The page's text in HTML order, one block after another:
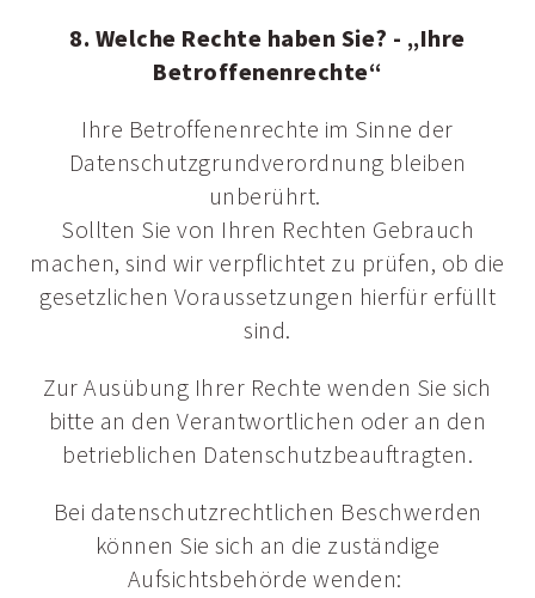
8. Welche Rechte haben Sie? - „Ihre
Betroffenenrechte“
Ihre Betroffenenrechte im Sinne der
Datenschutzgrundverordnung bleiben
unberührt.
Sollten Sie von Ihren Rechten Gebrauch
machen, sind wir verpflichtet zu prüfen, ob die
gesetzlichen Voraussetzungen hierfür erfüllt
sind.
Zur Ausübung Ihrer Rechte wenden Sie sich
bitte an den Verantwortlichen oder an den
betrieblichen Datenschutzbeauftragten.
Bei datenschutzrechtlichen Beschwerden
können Sie sich an die zuständige
Aufsichtsbehörde wenden: